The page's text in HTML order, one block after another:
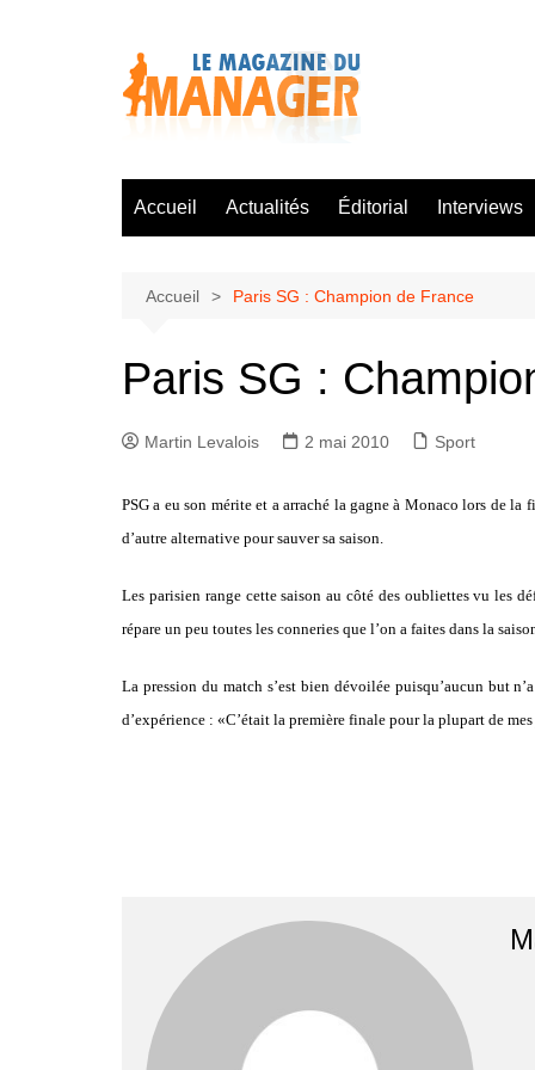
Accueil Actualités Éditorial Interviews
Accueil Paris SG : Champion de France
Paris SG :
Martin Levalois 2 mai 2010 Sport
PSG a eu son mérite et a arraché la gagne à Monaco lors de
d’autre alternative pour sauver sa saison.
Les parisien range cette saison au côté des oubliettes vu les
répare un peu toutes les conneries que l’on a faites dans la
La pression du match s’est bien dévoilée puisqu’aucun but
d’expérience : «C’était la première finale pour la plupart de